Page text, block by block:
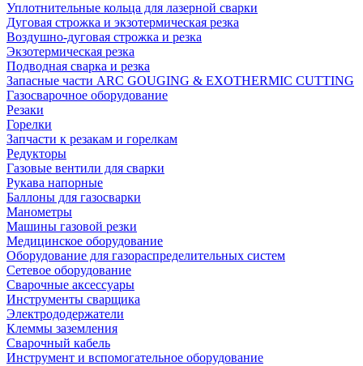
Уплотнительные кольца для лазерной сварки
Дуговая строжка и экзотермическая резка
Воздушно-дуговая строжка и резка
Экзотермическая резка
Подводная сварка и резка
Запасные части ARC GOUGING & EXOTHERMIC CUTTING
Газосварочное оборудование
Резаки
Горелки
Запчасти к резакам и горелкам
Редукторы
Газовые вентили для сварки
Рукава напорные
Баллоны для газосварки
Манометры
Машины газовой резки
Медицинское оборудование
Оборудование для газораспределительных систем
Сетевое оборудование
Сварочные аксессуары
Инструменты сварщика
Электрододержатели
Клеммы заземления
Сварочный кабель
Инструмент и вспомогательное оборудование